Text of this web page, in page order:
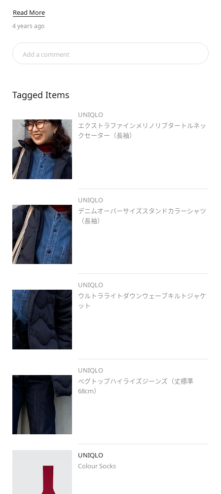
#ウルトラライトダウンウェーブキルトジャケット
#デニムオーバーサイズスタンドカラーシャツ
#エクストラファインメリノリブタートルネックセーター
#stylehinthjk
#原宿ファッション
#シンプルコーデ
#プチプラコーデ
#weeklystylehint
#ユニクロ新作
#着回しコーデ
#きれいめコーデ
#ゆるコーデ
#レイヤード
#骨格ストレート
#低身長
#低身長コーデ
#ジェンダーレス
#ジェンダーレスコーデ
#デニムセットアップ
#ニット帽
#ユニデニ
#uniqlojeans
Read More
4 years ago
Add a comment
Tagged Items
UNIQLO
エクストラファインメリノリブタートルネッ
クセーター（長袖）
UNIQLO
デニムオーバーサイズスタンドカラーシャツ
（長袖）
UNIQLO
ウルトラライトダウンウェーブキルトジャケ
ット
UNIQLO
ペグトップハイライズジーンズ（丈標準
68cm）
UNIQLO
Colour Socks